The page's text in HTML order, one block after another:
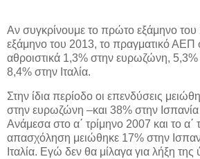
Αν συγκρίνουμε το πρώτο εξάμηνο
εξάμηνο του 2013, το πραγματικό ΑΕΠ
αθροιστικά 1,3% στην ευρωζώνη, 5,3%
8,4% στην Ιταλία.
Στην ίδια περίοδο οι επενδύσεις
στην ευρωζώνη –και 38% στην Ισπανία
Ανάμεσα στο α΄ τρίμηνο 2007 και το α΄
απασχόληση μειώθηκε 17% στην
Ιταλία. Εγώ δεν θα μίλαγα για λήξη